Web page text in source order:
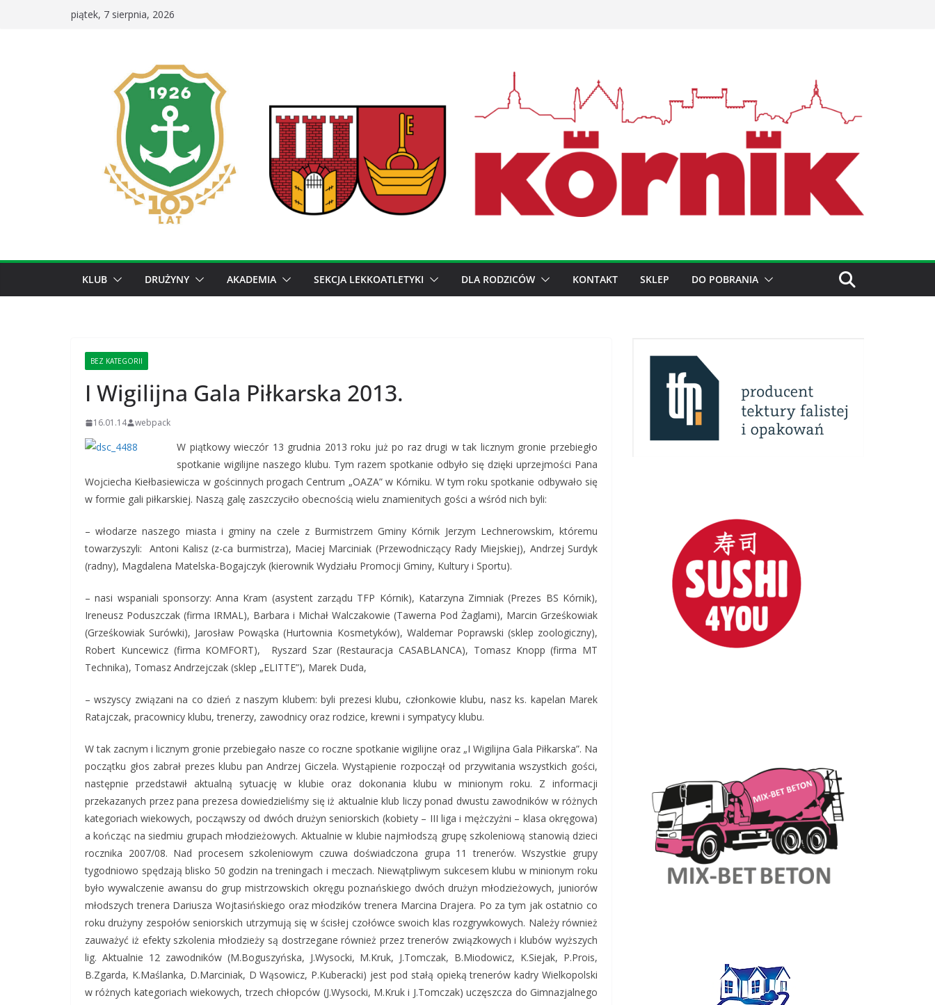
piątek, 7 sierpnia, 2026
KLUB DRUŻYNY AKADEMIA SEKCJA LEKKOATLETYKI DLA RODZICÓW KONTAKT SKLEP DO POBRANIA
BEZ KATEGORII
I Wigilijna Gala Piłkarska 2013.
16.01.14 webpack
W piątkowy wieczór 13 grudnia 2013 roku już po raz drugi w tak licznym gronie przebiegło
spotkanie wigilijne naszego klubu. Tym razem spotkanie odbyło się dzięki uprzejmości Pana
Wojciecha Kiełbasiewicza w gościnnych progach Centrum „OAZA” w Kórniku. W tym roku spotkanie odbywało się
w formie gali piłkarskiej. Naszą galę zaszczyciło obecnością wielu znamienitych gości a wśród nich byli:
– włodarze naszego miasta i gminy na czele z Burmistrzem Gminy Kórnik Jerzym Lechnerowskim, któremu
towarzyszyli: Antoni Kalisz (z-ca burmistrza), Maciej Marciniak (Przewodniczący Rady Miejskiej), Andrzej Surdyk
(radny), Magdalena Matelska-Bogajczyk (kierownik Wydziału Promocji Gminy, Kultury i Sportu).
– nasi wspaniali sponsorzy: Anna Kram (asystent zarządu TFP Kórnik), Katarzyna Zimniak (Prezes BS Kórnik),
Ireneusz Poduszczak (firma IRMAL), Barbara i Michał Walczakowie (Tawerna Pod Żaglami), Marcin Grześkowiak
(Grześkowiak Surówki), Jarosław Powąska (Hurtownia Kosmetyków), Waldemar Poprawski (sklep zoologiczny),
Robert Kuncewicz (firma KOMFORT), Ryszard Szar (Restauracja CASABLANCA), Tomasz Knopp (firma MT
Technika), Tomasz Andrzejczak (sklep „ELITTE”), Marek Duda,
– wszyscy związani na co dzień z naszym klubem: byli prezesi klubu, członkowie klubu, nasz ks. kapelan Marek
Ratajczak, pracownicy klubu, trenerzy, zawodnicy oraz rodzice, krewni i sympatycy klubu.
W tak zacnym i licznym gronie przebiegało nasze co roczne spotkanie wigilijne oraz „I Wigilijna Gala Piłkarska”. Na
początku głos zabrał prezes klubu pan Andrzej Giczela. Wystąpienie rozpoczął od przywitania wszystkich gości,
następnie przedstawił aktualną sytuację w klubie oraz dokonania klubu w minionym roku. Z informacji
przekazanych przez pana prezesa dowiedzieliśmy się iż aktualnie klub liczy ponad dwustu zawodników w różnych
kategoriach wiekowych, począwszy od dwóch drużyn seniorskich (kobiety – III liga i mężczyżni – klasa okręgowa)
a kończąc na siedmiu grupach młodzieżowych. Aktualnie w klubie najmłodszą grupę szkoleniową stanowią dzieci
rocznika 2007/08. Nad procesem szkoleniowym czuwa doświadczona grupa 11 trenerów. Wszystkie grupy
tygodniowo spędzają blisko 50 godzin na treningach i meczach. Niewątpliwym sukcesem klubu w minionym roku
było wywalczenie awansu do grup mistrzowskich okręgu poznańskiego dwóch drużyn młodzieżowych, juniorów
młodszych trenera Dariusza Wojtasińskiego oraz młodzików trenera Marcina Drajera. Po za tym jak ostatnio co
roku drużyny zespołów seniorskich utrzymują się w ścisłej czołówce swoich klas rozgrywkowych. Należy również
zauważyć iż efekty szkolenia młodzieży są dostrzegane również przez trenerów związkowych i klubów wyższych
lig. Aktualnie 12 zawodników (M.Boguszyńska, J.Wysocki, M.Kruk, J.Tomczak, B.Miodowicz, K.Siejak, P.Prois,
B.Zgarda, K.Maślanka, D.Marciniak, D Wąsowicz, P.Kuberacki) jest pod stałą opieką trenerów kadry Wielkopolski
w różnych kategoriach wiekowych, trzech chłopców (J.Wysocki, M.Kruk i J.Tomczak) uczęszcza do Gimnazjalnego